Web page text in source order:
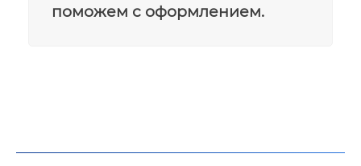
поможем с оформлением.